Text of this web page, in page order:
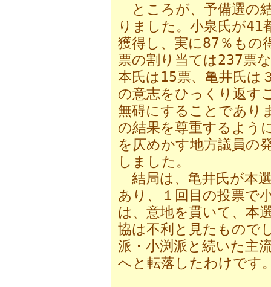
ところが、予備選の
りました。小泉氏が41
獲得し、実に87％もの
票の割り当ては237票
本氏は15票、亀井氏は
の意志をひっくり返す
無碍にすることであり
の結果を尊重するよう
を仄めかす地方議員の
しました。
結局は、亀井氏が本
あり、１回目の投票で
は、意地を貫いて、本
協は不利と見たもので
派・小渕派と続いた主
へと転落したわけです